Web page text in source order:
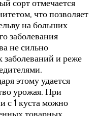
сорт отмечается
что позволяет
на больших
заболевания
не сильно
заболеваний и реже
этому удается
урожая. При
с 1 куста можно